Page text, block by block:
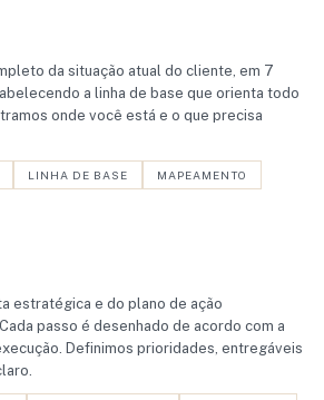
da situação atual do cliente, em 7
a linha de base que orienta todo
onde você está e o que precisa
LINHA DE BASE MAPEAMENTO
estratégica e do plano de ação
passo é desenhado de acordo com a
Definimos prioridades, entregáveis